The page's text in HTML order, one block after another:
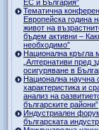
ЕС и България”
Тематична
Европейска година
живот на
бъдем активни –
необходимо”
Национална кръгла
„Алтернативи пред
осигуряване в
Национална
характеристика и
анализ на
българските райони”
Индустриален
българската